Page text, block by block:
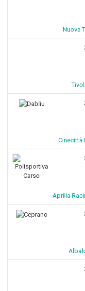
Nuova
Cinecittà
Aprilia